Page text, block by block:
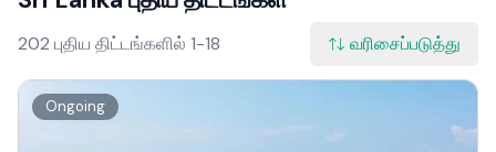
202 புதிய திட்டங்களில் 1-18 வரிசைப்படுத்து
Ongoing